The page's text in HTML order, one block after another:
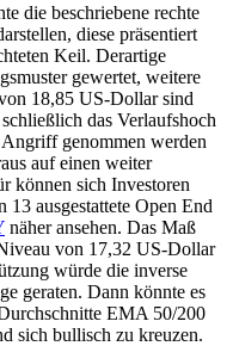
die beschriebene rechte
diese präsentiert
Keil. Derartige
gewertet, weitere
18,85 US-Dollar sind
das Verlaufshoch
genommen werden
auf einen weiter
können sich Investoren
13 ausgestattete Open End
näher ansehen. Das Maß
von 17,32 US-Dollar
würde die inverse
geraten. Dann könnte es
EMA 50/200
sich bullisch zu kreuzen.